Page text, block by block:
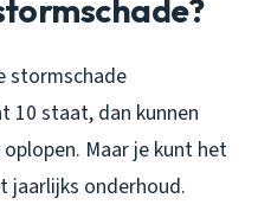
stormschade
10 staat, dan kunnen
Maar je kunt het
jaarlijks onderhoud.